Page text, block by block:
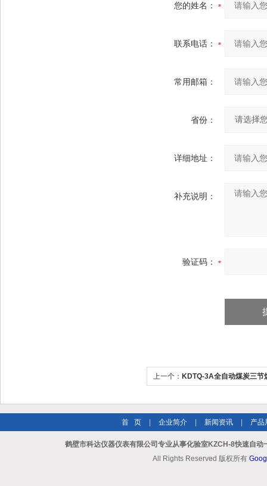
您的姓名：
联系电话：
常用邮箱：
省份：
详细地址：
补充说明：
验证码：
上一个： KDTQ-3A全自动煤炭三节
首 页 企业简介 新闻资讯 产品
鹤壁市科达仪器仪表有限公司专业从事化验室KZCH-8快速自
All Rights Reserved 版权所有